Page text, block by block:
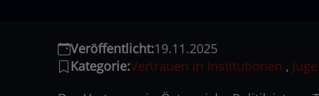
Veröffentlicht:19.11.2025
Kategorie:Vertrauen in Institutionen ,